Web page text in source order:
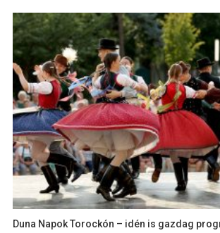
Duna Napok Torockón – idén is gazdag